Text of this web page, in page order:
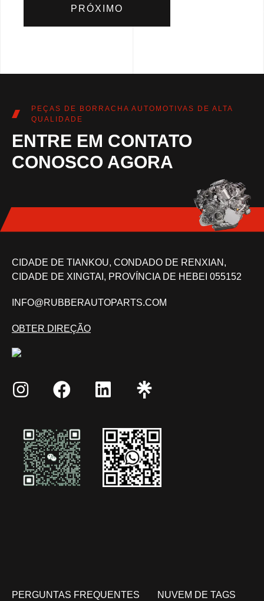
PRÓXIMO
PEÇAS DE BORRACHA AUTOMOTIVAS DE ALTA
QUALIDADE
ENTRE EM CONTATO
CONOSCO AGORA
CIDADE DE TIANKOU, CONDADO DE RENXIAN,
CIDADE DE XINGTAI, PROVÍNCIA DE HEBEI 055152
INFO@RUBBERAUTOPARTS.COM
OBTER DIREÇÃO
PERGUNTAS FREQUENTES NUVEM DE TAGS